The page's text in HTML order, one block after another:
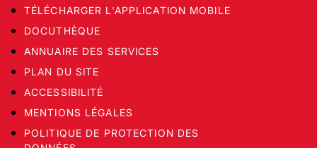
TÉLÉCHARGER L'APPLICATION MOBILE
DOCUTHÈQUE
ANNUAIRE DES SERVICES
PLAN DU SITE
ACCESSIBILITÉ
MENTIONS LÉGALES
POLITIQUE DE PROTECTION DES